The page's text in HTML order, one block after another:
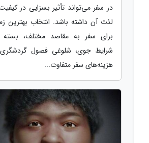
در سفر می‌تواند تأثیر بسزایی در
لذت آن داشته باشد. انتخاب بهترین
برای سفر به مقاصد مختلف، بسته
شرایط جوی، شلوغی فصول
هزینه‌های سفر متفاوت...